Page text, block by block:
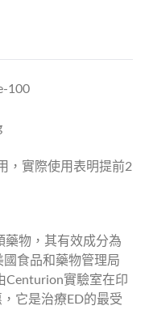
100
，實際使用表明提前2
藥物，其有效成分為
食品和藥物管理局
Centurion實驗室在印
它是治療ED的最受